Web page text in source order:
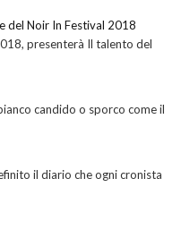
del Noir In Festival 2018
presenterà Il talento del
candido o sporco come il
il diario che ogni cronista